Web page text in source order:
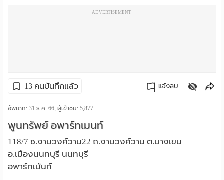
โฆษณา
ลง
ประกาศ
ฟรี
Language
ADVERTISEMENT
13 คนบันทึกแล้ว แจ้งลบ
อัพเดท: 31 ธ.ค. 66, ผู้เข้าชม:5,877
พูนทรัพย์ อพาร์ทเมนท์
118/7 ซ.งามวงศ์วาน22 ถ.งามวงศ์วาน ต.บางเขน
อ.เมืองนนทบุรี นนทบุรี
อพาร์ทเม้นท์